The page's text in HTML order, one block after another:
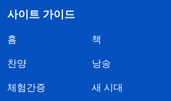
사이트 가이드
홈 책
찬양 낭송
체험간증 새 시대